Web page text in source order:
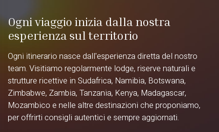
Ogni viaggio inizia dalla nostra
esperienza sul territorio
Ogni itinerario nasce dall'esperienza diretta del nostro
team. Visitiamo regolarmente lodge, riserve naturali e
strutture ricettive in Sudafrica, Namibia, Botswana,
Zimbabwe, Zambia, Tanzania, Kenya, Madagascar,
Mozambico e nelle altre destinazioni che proponiamo,
per offrirti consigli autentici e sempre aggiornati.